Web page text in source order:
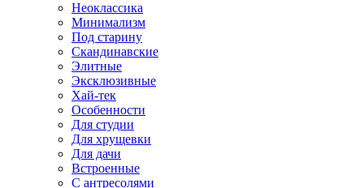
Неоклассика
Минимализм
Под старину
Скандинавские
Элитные
Эксклюзивные
Хай-тек
Особенности
Для студии
Для хрущевки
Для дачи
Встроенные
С антресолями